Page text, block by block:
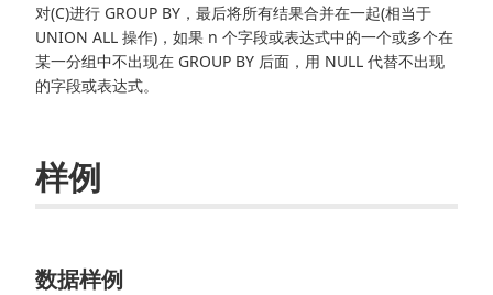
对(C)进行 GROUP BY，最后将所有结果合并在一起(相当于
UNION ALL 操作)，如果 n 个字段或表达式中的一个或多个在
某一分组中不出现在 GROUP BY 后面，用 NULL 代替不出现
的字段或表达式。
样例
数据样例